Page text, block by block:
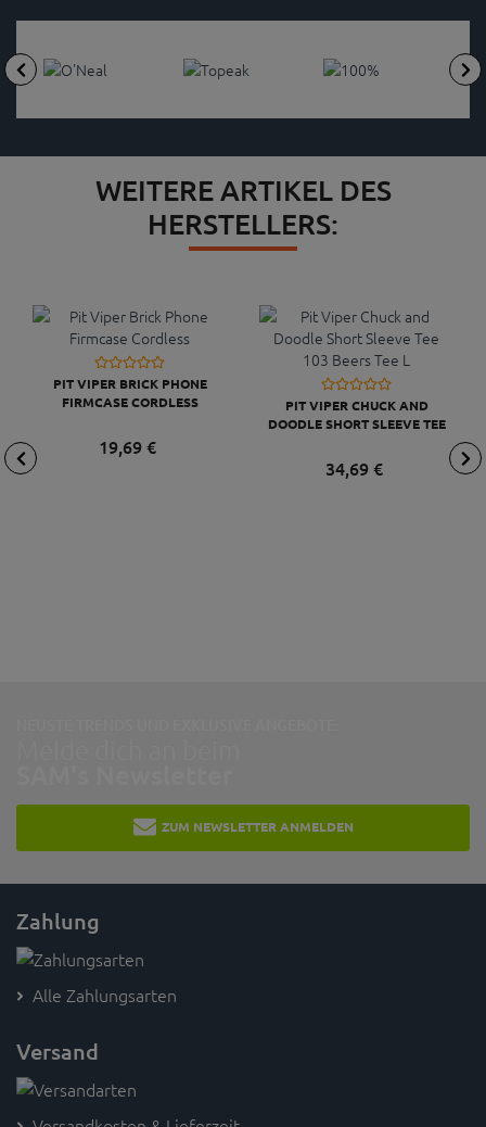
WEITERE ARTIKEL DES
HERSTELLERS:
PIT VIPER BRICK PHONE
FIRMCASE CORDLESS
19,69 €
PIT VIPER CHUCK AND
DOODLE SHORT SLEEVE TEE
34,69 €
ZUM NEWSLETTER ANMELDEN
Zahlung
Alle Zahlungsarten
Versand